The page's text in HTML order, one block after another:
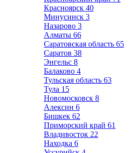
Красноярск 40
Минусинск 3
Назарово 3
Алматы 66
Саратовская область 65
Саратов 38
Энгельс 8
Балаково 4
Тульская область 63
Тула 15
Новомосковск 8
Алексин 6
Бишкек 62
Приморский край 61
Владивосток 22
Находка 6